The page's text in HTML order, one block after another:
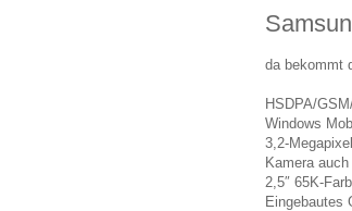
da bekommt
HSDPA/
Windows
3,2-
Kamera
2,5″ 65K-
Eingebautes